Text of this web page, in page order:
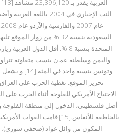
النت الإخباري في 2004
المتحدة بنسبة 8 %. أقل الدول
واليمن وسلطنة عمان بنسب متفاوتة
وتونس بنسبة
تحرير الموقع. تغطية الحرب على
الاجتياح الأمريكي للفلوجة أثناء الحرب
أصل فلسطيني، الدخول إلى منطقة الفلوجة
بالخاطفة للأنفاس.[15] قامت
المكون من وائل عواد (صحفي سوري)،